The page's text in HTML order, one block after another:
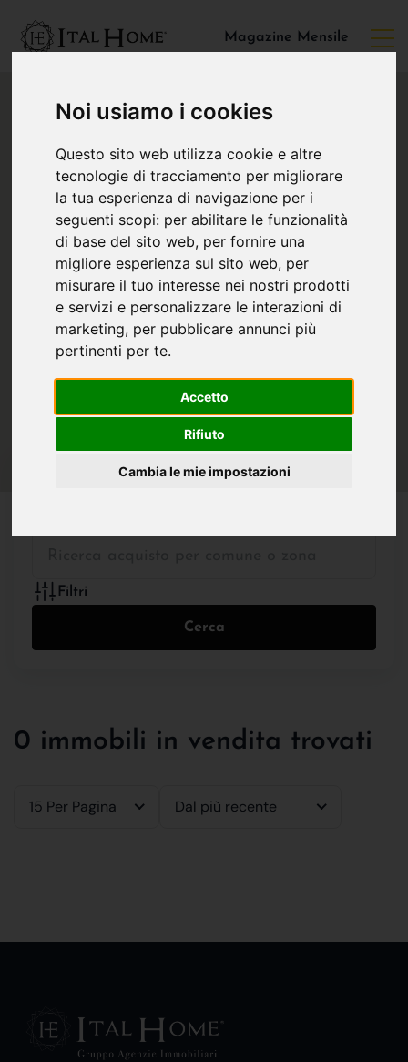
Noi usiamo i cookies
Questo sito web utilizza cookie e altre
tecnologie di tracciamento per migliorare
la tua esperienza di navigazione per i
seguenti scopi: per abilitare le funzionalità
di base del sito web, per fornire una
migliore esperienza sul sito web, per
misurare il tuo interesse nei nostri prodotti
e servizi e personalizzare le interazioni di
marketing, per pubblicare annunci più
pertinenti per te.
Accetto
Rifiuto
Cambia le mie impostazioni
Magazine Mensile
Filtri
Cerca
0 immobili in vendita trovati
15 Per Pagina Dal più recente